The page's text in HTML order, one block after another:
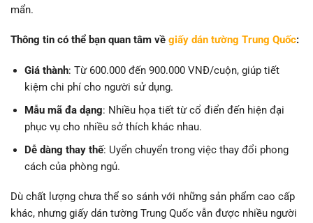
mẩn.
Thông tin có thể bạn quan tâm về giấy dán tường Trung Quốc:
Giá thành: Từ 600.000 đến 900.000 VNĐ/cuộn, giúp tiết
kiệm chi phí cho người sử dụng.
Mẫu mã đa dạng: Nhiều họa tiết từ cổ điển đến hiện đại
phục vụ cho nhiều sở thích khác nhau.
Dễ dàng thay thế: Uyển chuyển trong việc thay đổi phong
cách của phòng ngủ.
Dù chất lượng chưa thể so sánh với những sản phẩm cao cấp
khác, nhưng giấy dán tường Trung Quốc vẫn được nhiều người